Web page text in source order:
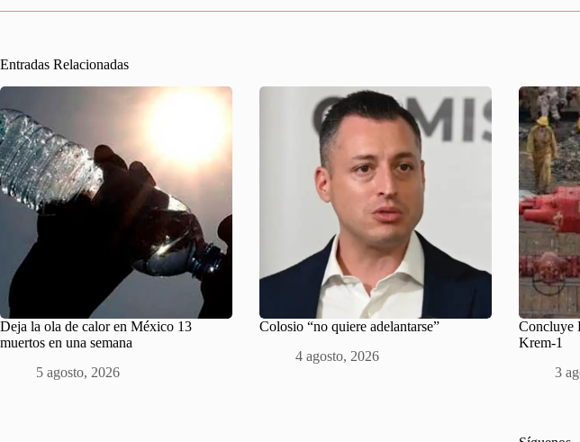
Entradas Relacionadas
Deja la ola de calor en México 13
muertos en una semana
5 agosto, 2026
Colosio “no quiere adelantarse”
4 agosto, 2026
Concluye
Krem-1
3